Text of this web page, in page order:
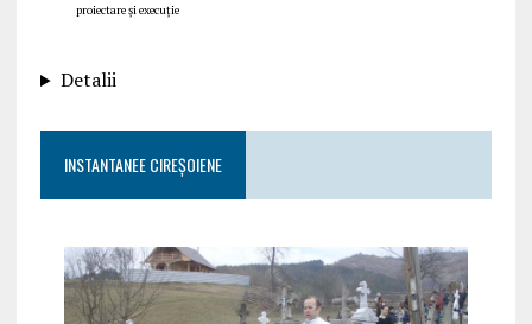
proiectare și execuție
Detalii
INSTANTANEE CIREȘOIENE